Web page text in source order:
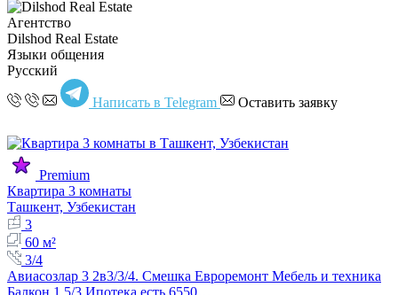
Агентство
Dilshod Real Estate
Языки общения
Русский
Написать в Telegram Оставить заявку
Premium
Квартира 3 комнаты
Ташкент, Узбекистан
3
60 м²
3/4
Авиасозлар 3 2в3/3/4. Смешка Евроремонт Мебель и техника
Балкон 1.5/3 Ипотека есть 6550…